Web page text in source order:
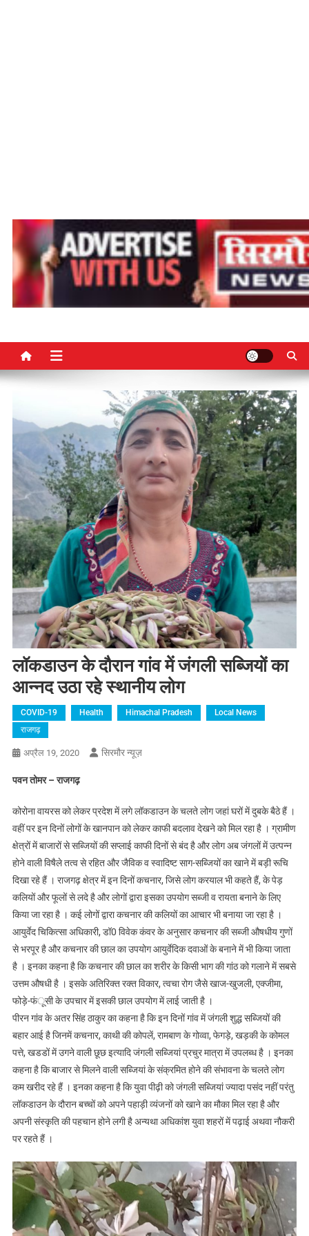
लॉकडाउन के दौरान गांव में जंगली सब्जियों का
आन्नद उठा रहे स्थानीय लोग
COVID-19 Health Himachal Pradesh
Local News
राजगढ़
अप्रैल 19, 2020 सिरमौर न्यूज़
पवन तोमर – राजगढ़
कोरोना वायरस को लेकर प्रदेश में लगे लॉकडाउन के चलते लोग जहां घरों में दुबके बैठे हैं ।
वहीं पर इन दिनों लोगों के खानपान को लेकर काफी बदलाव देखने को मिल रहा है । ग्रामीण
क्षेत्रों में बाजारों से सब्जियों की सप्लाई काफी दिनों से बंद है और लोग अब जंगलों में उत्पन्न
होने वाली विषैले तत्व से रहित और जैविक व स्वादिष्ट साग-सब्जियों का खाने में बड़ी रूचि
दिखा रहे हैं । राजगढ़ क्षेत्र में इन दिनों कचनार, जिसे लोग करयाल भी कहते हैं, के पेड़
कलियों और फूलों से लदे है और लोगों द्वारा इसका उपयोग सब्जी व रायता बनाने के लिए
किया जा रहा है । कई लोगों द्वारा कचनार की कलियों का आचार भी बनाया जा रहा है ।
आयुर्वेद चिकित्सा अधिकारी, डॉ0 विवेक कंवर के अनुसार कचनार की सब्जी औषधीय गुणों
से भरपूर है और कचनार की छाल का उपयोग आयुर्वेदिक दवाओं के बनाने में भी किया जाता
है । इनका कहना है कि कचनार की छाल का शरीर के किसी भाग की गांठ को गलाने में सबसे
उत्तम औषधी है । इसके अतिरिक्त रक्त विकार, त्वचा रोग जैसे खाज-खुजली, एक्जीमा,
फोड़े-फंूसी के उपचार में इसकी छाल उपयोग में लाई जाती है ।
पीरन गांव के अतर सिंह ठाकुर का कहना है कि इन दिनों गांव में जंगली शुद्ध सब्जियों की
बहार आई है जिनमें कचनार, काथी की कोपलें, रामबाण के गोव्वा, फेगड़े, खड़की के कोमल
पत्ते, खडडों में उगने वाली छूछ इत्यादि जंगली सब्जियां प्रचुर मात्रा में उपलब्ध है । इनका
कहना है कि बाजार से मिलने वाली सब्जियां के संक्रमित होने की संभावना के चलते लोग
कम खरीद रहे हैं । इनका कहना है कि युवा पीढ़ी को जंगली सब्जियां ज्यादा पसंद नहीं परंतु
लॉकडाउन के दौरान बच्चों को अपने पहाड़ी व्यंजनों को खाने का मौका मिल रहा है और
अपनी संस्कृति की पहचान होने लगी है अन्यथा अधिकांश युवा शहरों में पढ़ाई अथवा नौकरी
पर रहते हैं ।